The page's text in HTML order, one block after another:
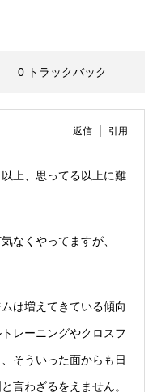
0 トラックバック
返信 引用
上、思ってる以上に難
なくやってますが、
は増えてきている傾向
レーニングやクロスフ
そういった面からも日
言わざるをえません。